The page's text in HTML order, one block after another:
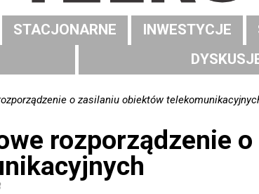
STACJONARNE INWESTYCJE
o zasilaniu obiektów
rozporządzenie